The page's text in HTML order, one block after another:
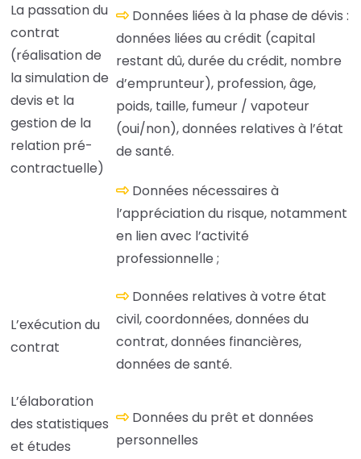
La passation du
contrat
(réalisation de
la simulation de
devis et la
gestion de la
relation pré-
contractuelle)
Données liées à la phase de dévis :
données liées au crédit (capital
restant dû, durée du crédit, nombre
d’emprunteur), profession, âge,
poids, taille, fumeur / vapoteur
(oui/non), données relatives à l’état
de santé.
Données nécessaires à
l’appréciation du risque, notamment
en lien avec l’activité
professionnelle ;
L’exécution du
contrat
Données relatives à votre état
civil, coordonnées, données du
contrat, données financières,
données de santé.
L’élaboration
des statistiques
et études
Données du prêt et données
personnelles